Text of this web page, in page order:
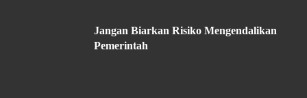
Jangan Biarkan Risiko Mengendalikan
Pemerintah